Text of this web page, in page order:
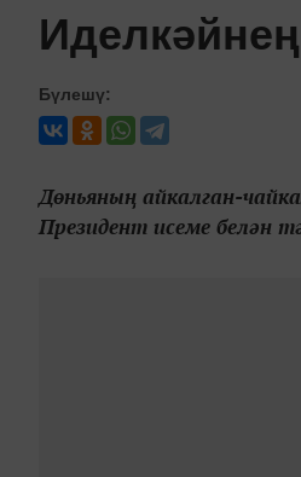
Бүлешү:
Дөньяның айкалган-
Президент исеме белән